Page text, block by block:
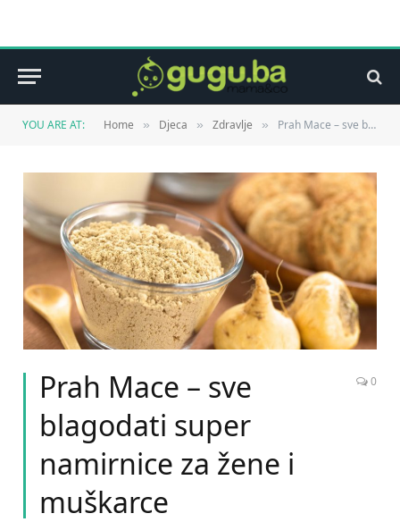
YOU ARE AT: Home » Djeca » Zdravlje » Prah Mace – sve blagodati super namirnice za žene i muškarce
Prah Mace – sve
blagodati super
namirnice za žene i
muškarce
0